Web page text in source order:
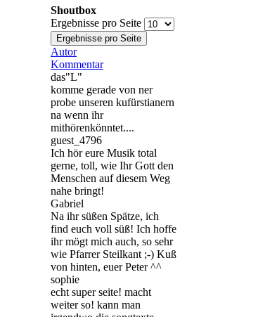
Shoutbox
Ergebnisse pro Seite
Autor
Kommentar
das"L"
komme gerade von ner
probe unseren kufürstianern
na wenn ihr
mithörenkönntet....
guest_4796
Ich hör eure Musik total
gerne, toll, wie Ihr Gott den
Menschen auf diesem Weg
nahe bringt!
Gabriel
Na ihr süßen Spätze, ich
find euch voll süß! Ich hoffe
ihr mögt mich auch, so sehr
wie Pfarrer Steilkant ;-) Kuß
von hinten, euer Peter ^^
sophie
echt super seite! macht
weiter so! kann man